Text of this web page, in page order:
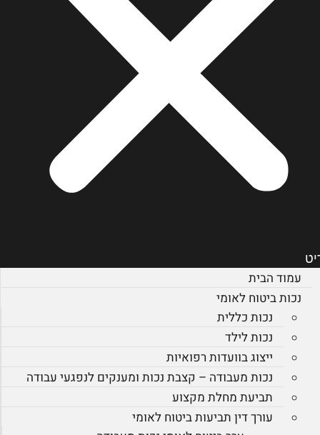
עמוד הבית
נכות ביטוח לאומי
נכות כללית
נכות לילד
ייצוג בוועדות רפואיות
נכות מעבודה – קצבת נכות ומענקים לנפגעי עבודה
תביעת מחלת מקצוע
עורך דין תביעות ביטוח לאומי